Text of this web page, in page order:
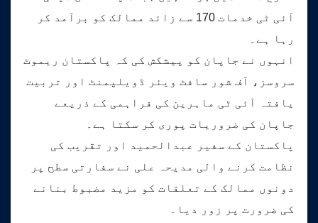
آئی ٹی خدمات 170 سے زائد ممالک کو برآمد کر
رہا ہے۔
انہوں نے جاپان کو پیشکش کی کہ پاکستان ریموٹ
سروسز، آف شور سافٹ ویئر ڈویلپمنٹ اور تربیت
یافتہ آئی ٹی ماہرین کی فراہمی کے ذریعے
جاپان کی ضروریات پوری کر سکتا ہے۔
پاکستان کے سفیر عبدالحمید اور تقریب کی
نظامت کرنے والی مدیحہ علی نے سفارتی سطح پر
دونوں ممالک کے تعلقات کو مزید مضبوط بنانے
کی ضرورت پر زور دیا۔